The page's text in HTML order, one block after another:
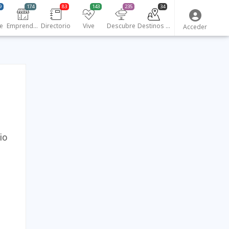
Emprendedores
174
Directorio
83
Vive
143
Descubre
235
Destinos turísticos
34
Acceder